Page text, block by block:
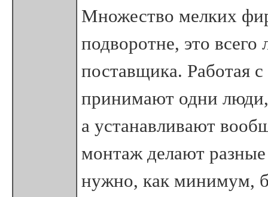
Множество мелких
подворотне, это
поставщика. Работая
принимают одни люди,
а устанавливают
монтаж делают
нужно, как минимум,